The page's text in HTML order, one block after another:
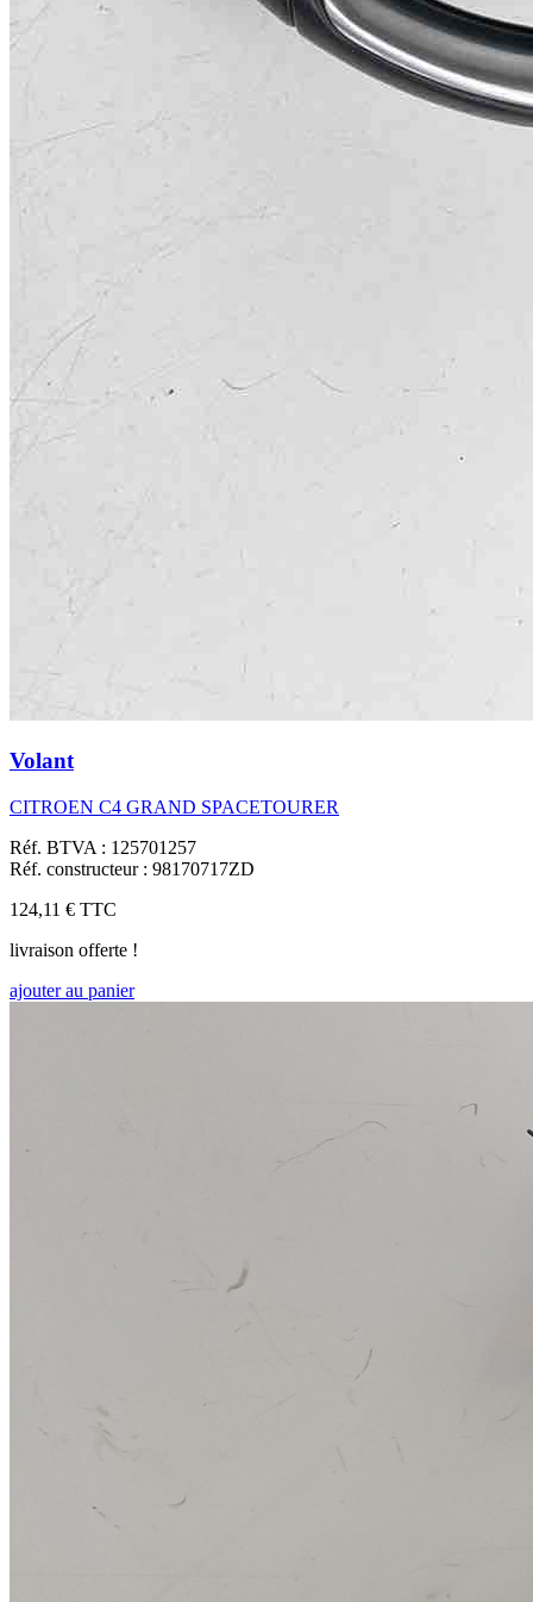
Volant
CITROEN C4 GRAND SPACETOURER
Réf. BTVA : 125701257
Réf. constructeur : 98170717ZD
124,11 € TTC
livraison offerte !
ajouter au panier